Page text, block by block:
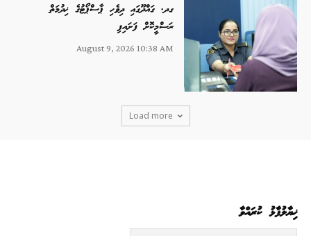
ގދ. ގައްދޫގައި ދިވެހި ޕާސްޕޯޓުގެ ޚިދުމަތް
ރަސްމީކޮށް ފަށައިފި
August 9, 2026 10:38 AM
Load more
ޚިޔާލުފާޅު ކުރައްވާ